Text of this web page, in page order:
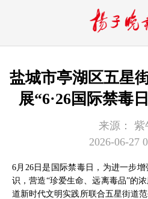
盐城市亭湖区五星
展“6·26国际禁毒
来源：
紫
2026-06-27
6月26日是国际禁毒日，为进一步
识，营造“珍爱生命、远离毒品”的
道新时代文明实践所联合五星街道